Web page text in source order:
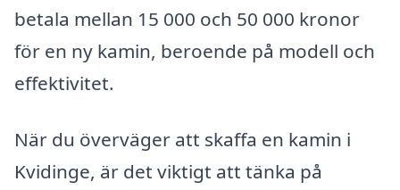
betala mellan 15 000 och 50 000 kronor
för en ny kamin, beroende på modell och
effektivitet.
När du överväger att skaffa en kamin i
Kvidinge, är det viktigt att tänka på